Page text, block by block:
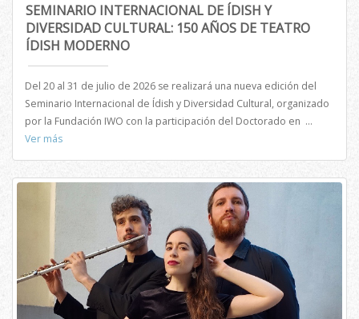
SEMINARIO INTERNACIONAL DE ÍDISH Y
DIVERSIDAD CULTURAL: 150 AÑOS DE TEATRO
ÍDISH MODERNO
Del 20 al 31 de julio de 2026 se realizará una nueva edición del
Seminario Internacional de Ídish y Diversidad Cultural, organizado
por la Fundación IWO con la participación del Doctorado en ...
Ver más